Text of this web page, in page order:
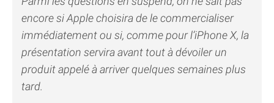
encore si Apple choisira de le commercialiser
immédiatement ou si, comme pour l’iPhone X, la
présentation servira avant tout à dévoiler un
produit appelé à arriver quelques semaines plus
tard.